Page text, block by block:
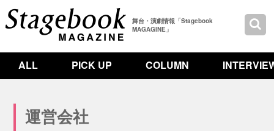
舞台・演劇情報「Stagebook
MAGAGINE」
ALL PICK UP COLUMN
運営会社